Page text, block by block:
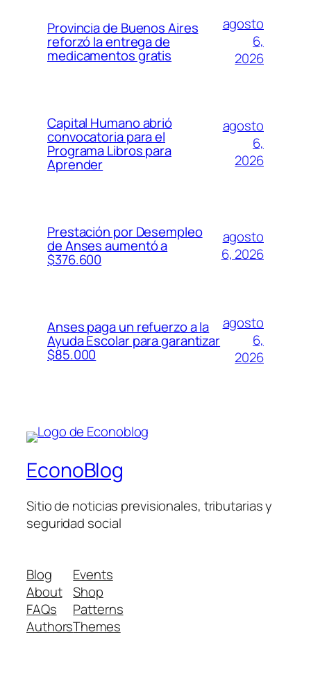
Provincia de Buenos Aires
reforzó la entrega de
medicamentos gratis
agosto
6,
2026
Capital Humano abrió
convocatoria para el
Programa Libros para
Aprender
agosto
6,
2026
Prestación por Desempleo
de Anses aumentó a
$376.600
agosto
6, 2026
Anses paga un refuerzo a la
Ayuda Escolar para garantizar
$85.000
agosto
6,
2026
EconoBlog
Sitio de noticias previsionales, tributarias y
seguridad social
Blog
About
FAQs
Authors
Events
Shop
Patterns
Themes